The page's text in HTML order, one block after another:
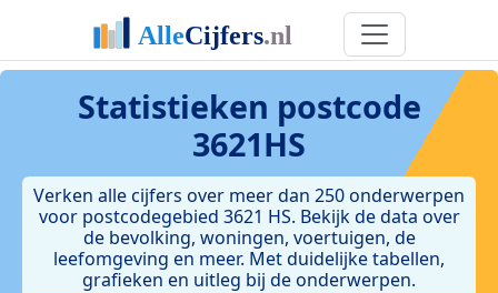
Statistieken postcode
3621HS
Verken alle cijfers over meer dan 250 onderwerpen
voor postcodegebied 3621 HS. Bekijk de data over
de bevolking, woningen, voertuigen, de
leefomgeving en meer. Met duidelijke tabellen,
grafieken en uitleg bij de onderwerpen.